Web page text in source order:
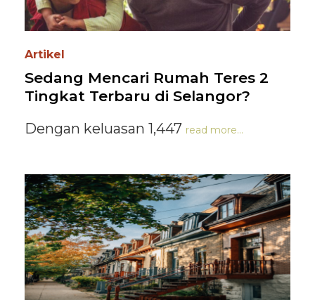
Artikel
Sedang Mencari Rumah Teres 2
Tingkat Terbaru di Selangor?
Dengan keluasan 1,447 read more...